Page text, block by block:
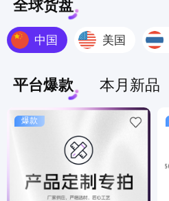
全球货盘
中国 美国
平台爆款 本月新品
爆款